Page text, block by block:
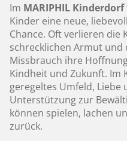
Im MARIPHIL Kinderdorf
Kinder eine neue,
Chance. Oft verlieren die
schrecklichen Armut und
Missbrauch ihre
Kindheit und Zukunft. Im
geregeltes Umfeld, Liebe
Unterstützung zur
können spielen, lachen
zurück.